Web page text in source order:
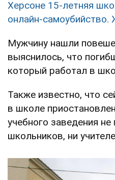
Херсоне 15-летняя
онлайн-самоубийство.
Мужчину нашли
выяснилось, что
который работал в
Также известно, что
в школе
учебного заведения не
школьников, ни